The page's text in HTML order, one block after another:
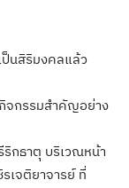
นสิริมงคลแล้ว
กิจกรรมสำคัญอย่าง
ริกธาตุ บริเวณหน้า
เจติยาจารย์ ที่